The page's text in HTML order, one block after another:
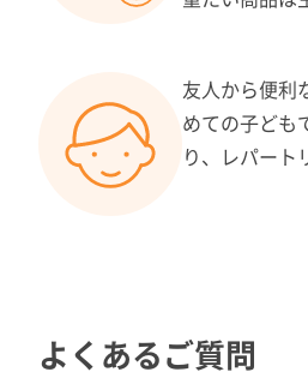
友人から便利
めての子ども
り、レパート
よくあるご質問